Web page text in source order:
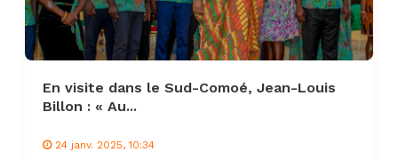
En visite dans le Sud-Comoé, Jean-Louis
Billon : « Au...
24 janv. 2025, 10:34